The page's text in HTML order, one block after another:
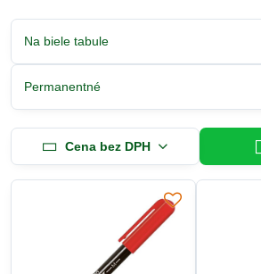
Na biele tabule
Permanentné
Cena bez DPH